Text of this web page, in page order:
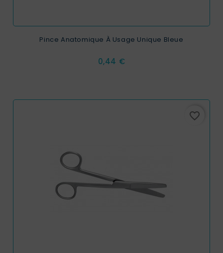
Pince Anatomique À Usage Unique Bleue
Prix
0,44 €
favorite_border